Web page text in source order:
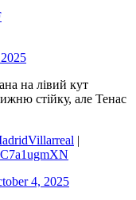
на лівий кут
стійку, але Тенас
|
4, 2025